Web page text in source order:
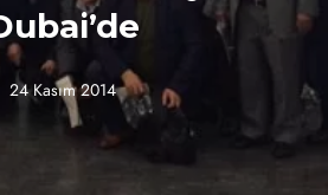
24 Kasım 2014